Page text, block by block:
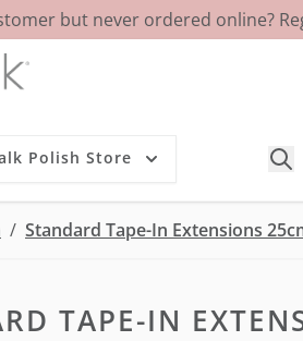
but never ordered online?
Polish Store
/ Standard Tape-In Extensions
TAPE-IN